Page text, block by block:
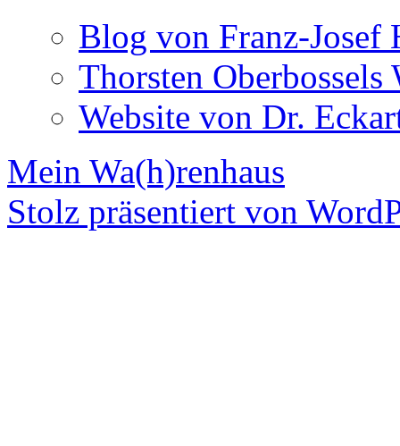
Blog von Franz-Josef
Thorsten Oberbossels
Website von Dr.
Mein Wa(h)renhaus
Stolz präsentiert von